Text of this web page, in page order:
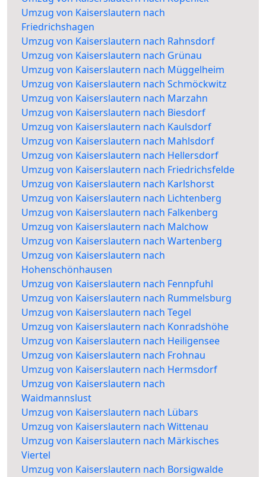
Umzug von Kaiserslautern nach
Friedrichshagen
Umzug von Kaiserslautern nach Rahnsdorf
Umzug von Kaiserslautern nach Grünau
Umzug von Kaiserslautern nach Müggelheim
Umzug von Kaiserslautern nach Schmöckwitz
Umzug von Kaiserslautern nach Marzahn
Umzug von Kaiserslautern nach Biesdorf
Umzug von Kaiserslautern nach Kaulsdorf
Umzug von Kaiserslautern nach Mahlsdorf
Umzug von Kaiserslautern nach Hellersdorf
Umzug von Kaiserslautern nach Friedrichsfelde
Umzug von Kaiserslautern nach Karlshorst
Umzug von Kaiserslautern nach Lichtenberg
Umzug von Kaiserslautern nach Falkenberg
Umzug von Kaiserslautern nach Malchow
Umzug von Kaiserslautern nach Wartenberg
Umzug von Kaiserslautern nach
Hohenschönhausen
Umzug von Kaiserslautern nach Fennpfuhl
Umzug von Kaiserslautern nach Rummelsburg
Umzug von Kaiserslautern nach Tegel
Umzug von Kaiserslautern nach Konradshöhe
Umzug von Kaiserslautern nach Heiligensee
Umzug von Kaiserslautern nach Frohnau
Umzug von Kaiserslautern nach Hermsdorf
Umzug von Kaiserslautern nach
Waidmannslust
Umzug von Kaiserslautern nach Lübars
Umzug von Kaiserslautern nach Wittenau
Umzug von Kaiserslautern nach Märkisches
Viertel
Umzug von Kaiserslautern nach Borsigwalde